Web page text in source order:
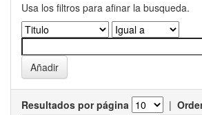
Usa los filtros para afinar la busqueda.
Resultados por página |